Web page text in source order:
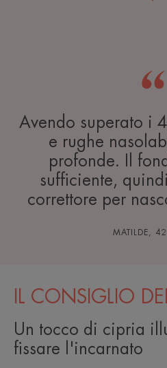
Avendo superato i
e rughe
profonde. Il
sufficiente,
correttore per
MATILDE,
IL CONSIGLIO
Un tocco di cipria
fissare l'incarnato